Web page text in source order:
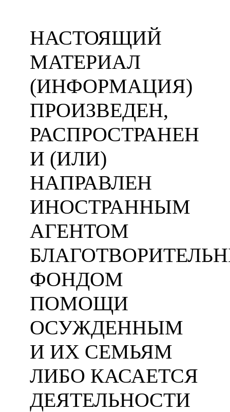
НАСТОЯЩИЙ
МАТЕРИАЛ
(ИНФОРМАЦИЯ)
ПРОИЗВЕДЕН,
РАСПРОСТРАНЕН
И (ИЛИ)
НАПРАВЛЕН
ИНОСТРАННЫМ
АГЕНТОМ
ФОНДОМ
ПОМОЩИ
ОСУЖДЕННЫМ
И ИХ СЕМЬЯМ
ЛИБО КАСАЕТСЯ
ДЕЯТЕЛЬНОСТИ